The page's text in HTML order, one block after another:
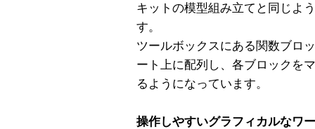
キットの模型組み立てと同じよ
す。
ツールボックスにある関数ブロ
ート上に配列し、各ブロックを
るようになっています。
操作しやすいグラフィカルなワ